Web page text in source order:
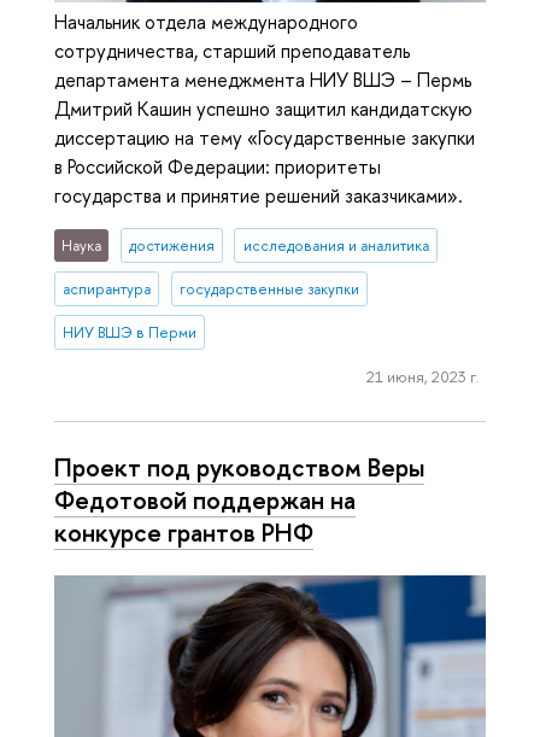
Начальник отдела международного
сотрудничества, старший преподаватель
департамента менеджмента НИУ ВШЭ – Пермь
Дмитрий Кашин успешно защитил кандидатскую
диссертацию на тему «Государственные закупки
в Российской Федерации: приоритеты
государства и принятие решений заказчиками».
Наука достижения исследования и аналитика
аспирантура государственные закупки
НИУ ВШЭ в Перми
21 июня, 2023 г.
Проект под руководством Веры
Федотовой поддержан на
конкурсе грантов РНФ